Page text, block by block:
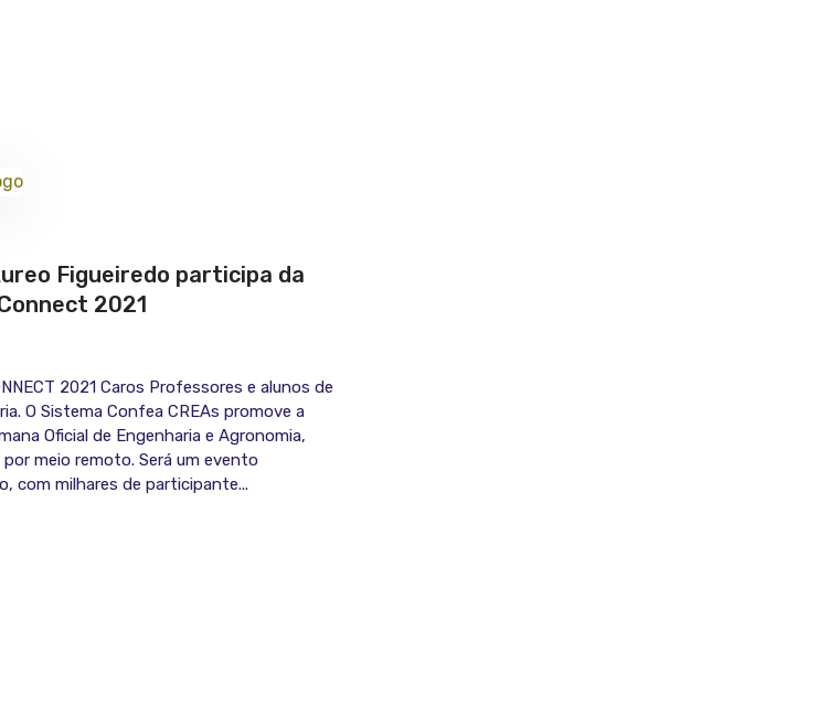
Figueiredo participa da
2021
2021 Caros Professores e alunos de
O Sistema Confea CREAs promove a
Oficial de Engenharia e Agronomia,
meio remoto. Será um evento
com milhares de participante...